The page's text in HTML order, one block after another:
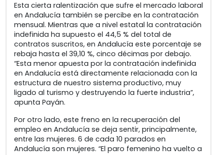
Esta cierta ralentización que sufre el mercado laboral
en Andalucía también se percibe en la contratación
mensual. Mientras que a nivel estatal la contratación
indefinida ha supuesto el 44,5 % del total de
contratos suscritos, en Andalucía este porcentaje se
rebaja hasta el 39,10 %, cinco décimas por debajo.
“Esta menor apuesta por la contratación indefinida
en Andalucía está directamente relacionada con la
estructura de nuestro sistema productivo, muy
ligado al turismo y destruyendo la fuerte industria”,
apunta Payán.
Por otro lado, este freno en la recuperación del
empleo en Andalucía se deja sentir, principalmente,
entre las mujeres. 6 de cada 10 parados en
Andalucía son mujeres. “El paro femenino ha vuelto a